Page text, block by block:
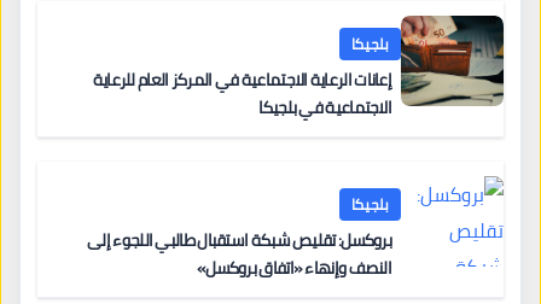
بلجيكا
إعانات الرعاية الاجتماعية في المركز العام للرعاية
الاجتماعية في بلجيكا
بلجيكا
بروكسل: تقليص شبكة استقبال طالبي اللجوء إلى
النصف وإنهاء «اتفاق بروكسل»